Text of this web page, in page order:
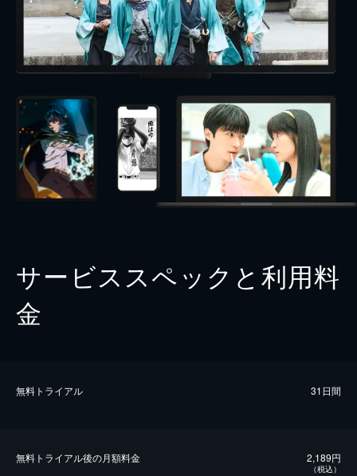
サービススペックと利用料
金
無料トライアル 31日間
無料トライアル後の⽉額料金 2,189円
（税込）